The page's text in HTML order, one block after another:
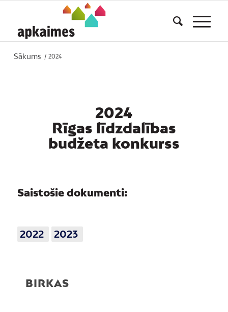
Sākums / 2024
2024
Rīgas līdzdalības
budžeta konkurss
Saistošie dokumenti:
2022 2023
BIRKAS